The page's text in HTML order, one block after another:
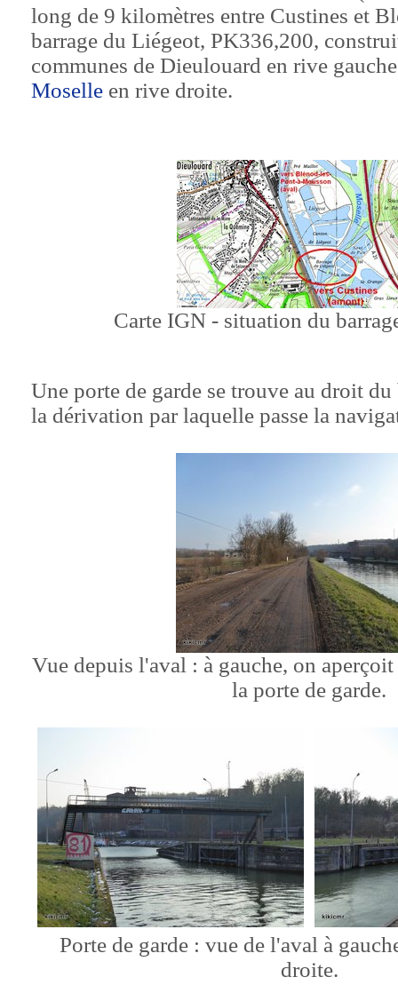
long de 9 kilomètres entre Custines et
barrage du Liégeot, PK336,200,
communes de Dieulouard en rive
Moselle en rive droite.
Carte IGN - situation du
Une porte de garde se trouve au droit du
la dérivation par laquelle passe la
Vue depuis l'aval : à gauche, on
la porte de garde.
Porte de garde : vue de l'aval à
droite.